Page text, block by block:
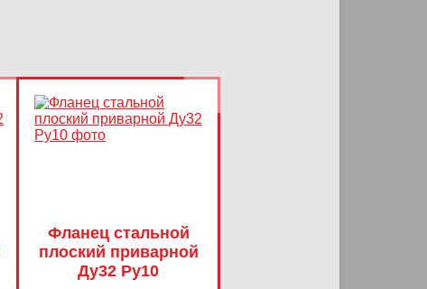
Фланец стальной
плоский приварной
Ду32 Ру10